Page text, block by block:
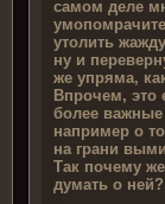
самом деле
утолить
ну и
же упряма,
Впрочем, это
более
например о
на грани
Так почему
думать о ней?